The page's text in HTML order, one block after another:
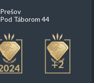
Prešov
Pod Táborom 44
+2